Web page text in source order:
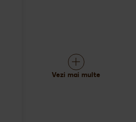
Vezi mai multe